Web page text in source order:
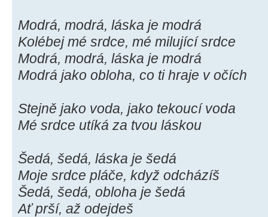
Modrá, modrá, láska je modrá
Kolébej mé srdce, mé milující srdce
Modrá, modrá, láska je modrá
Modrá jako obloha, co ti hraje v očích
Stejně jako voda, jako tekoucí voda
Mé srdce utíká za tvou láskou
Šedá, šedá, láska je šedá
Moje srdce pláče, když odcházíš
Šedá, šedá, obloha je šedá
Ať prší, až odejdeš